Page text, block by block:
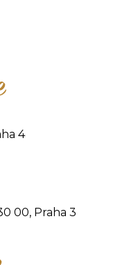
4
00, Praha 3